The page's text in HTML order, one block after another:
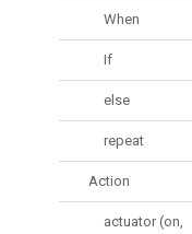
When
If
else
repeat
Action
actuator (on,